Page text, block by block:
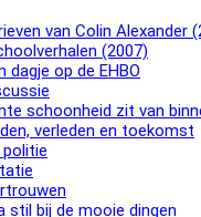
van Colin Alexander
(2007)
dagje op de EHBO
schoonheid zit van
verleden en toekomst
politie
stil bij de mooie dingen